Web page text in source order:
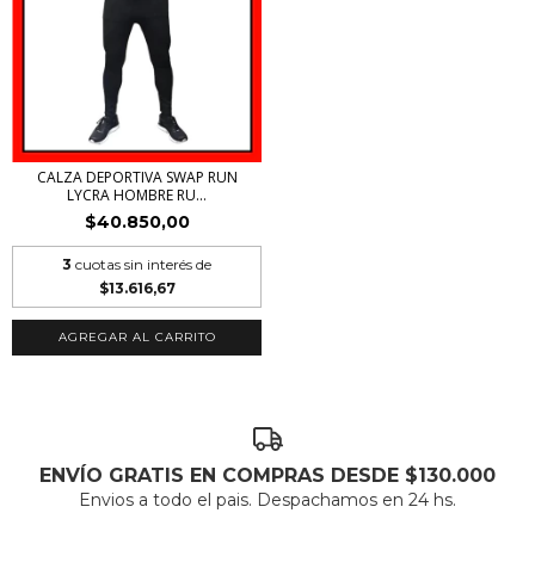
CALZA DEPORTIVA SWAP RUN
LYCRA HOMBRE RU...
$40.850,00
3 cuotas sin interés de
$13.616,67
AGREGAR AL CARRITO
ENVÍO GRATIS EN COMPRAS DESDE $130.000
Envios a todo el pais. Despachamos en 24 hs.